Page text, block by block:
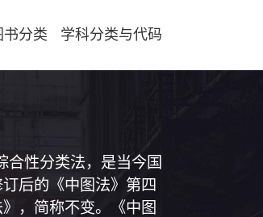
书分类 学科分类与代码
合性分类法，是当今国
后的《中图法》第四
，简称不变。《中图